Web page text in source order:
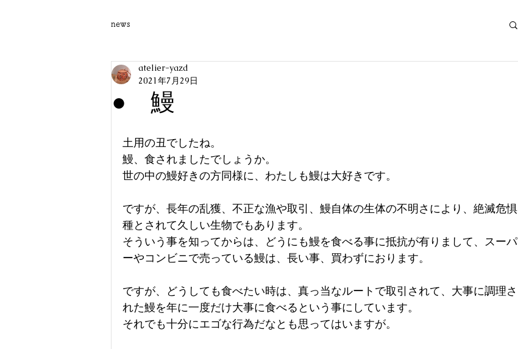
news
● 鰻
atelier-yazd
2021年7月29日
土用の丑でしたね。
鰻、食されましたでしょうか。
世の中の鰻好きの方同様に、わたしも鰻は大好きです。
ですが、長年の乱獲、不正な漁や取引、鰻自体の生体の不明さにより、絶滅危惧
種とされて久しい生物でもあります。
そういう事を知ってからは、どうにも鰻を食べる事に抵抗が有りまして、スーパ
ーやコンビニで売っている鰻は、長い事、買わずにおります。
ですが、どうしても食べたい時は、真っ当なルートで取引されて、大事に調理さ
れた鰻を年に一度だけ大事に食べるという事にしています。
それでも十分にエゴな行為だなとも思ってはいますが。